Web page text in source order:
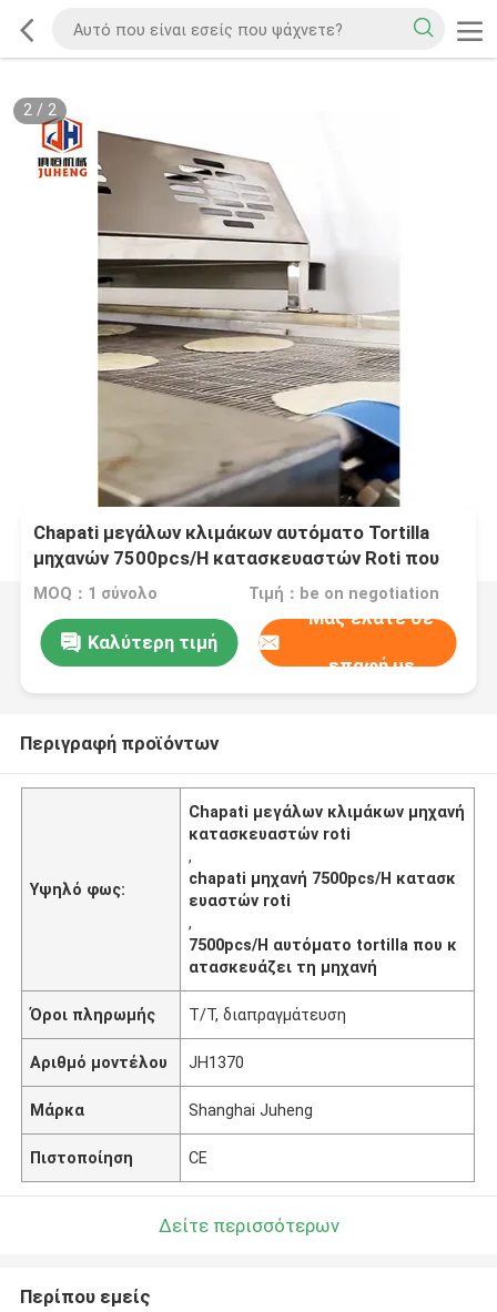
2/ 2
Chapati μεγάλων κλιμάκων αυτόματο Tortilla
μηχανών 7500pcs/H κατασκευαστών Roti που
κατασκευάζει τη μηχανή
MOQ：1 σύνολο Τιμή：be on negotiation
Καλύτερη τιμή
Μας ελάτε σε
επαφή με
Περιγραφή προϊόντων
Υψηλό φως:
Chapati μεγάλων κλιμάκων μηχανή
κατασκευαστών roti
,
chapati μηχανή 7500pcs/H κατασκ
ευαστών roti
,
7500pcs/H αυτόματο tortilla που κ
ατασκευάζει τη μηχανή
Όροι πληρωμής T/T, διαπραγμάτευση
Αριθμό μοντέλου JH1370
Μάρκα Shanghai Juheng
Πιστοποίηση CE
Δείτε περισσότερων
Περίπου εμείς